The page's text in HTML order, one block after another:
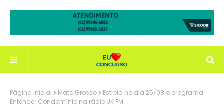
Página inicial Mato Grosso
Estreia no dia 25/08 o programa
Entender Condomínio na rádio JK FM